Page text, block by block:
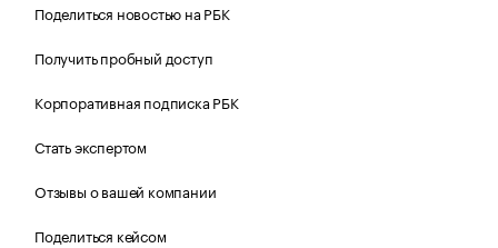
Поделиться новостью на РБК
Получить пробный доступ
Корпоративная подписка РБК
Стать экспертом
Отзывы о вашей компании
Поделиться кейсом